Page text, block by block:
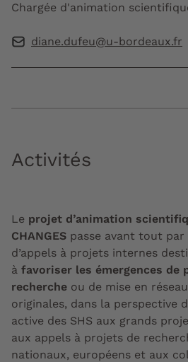
Chargée d'animation
diane.dufeu@u-bordeaux.fr
Activités
Le projet d’animation
CHANGES passe avant tout
d’appels à projets internes
à favoriser les émergences de
recherche ou de mise en
originales, dans la perspective
active des SHS aux grands
aux appels à projets de
nationaux, européens et aux